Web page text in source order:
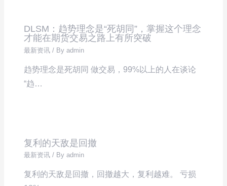
DLSM：趋势理念是“死胡同”，掌握这个理念
才能在期货交易之路上有所突破
最新资讯 / Byadmin
趋势理念是死胡同 做交易，99%以上的人在谈论
“趋…
复利的天敌是回撤
最新资讯 / Byadmin
复利的天敌是回撤，回撤越大，复利越难。 亏损